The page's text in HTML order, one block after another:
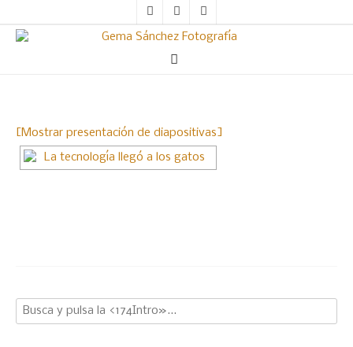
[Mostrar presentación de diapositivas]